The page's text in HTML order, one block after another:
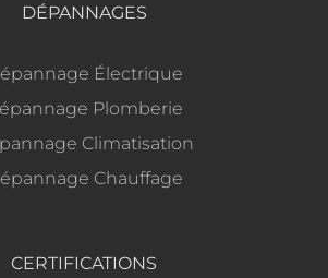
DÉPANNAGES
Électrique
Plomberie
Climatisation
Chauffage
CERTIFICATIONS